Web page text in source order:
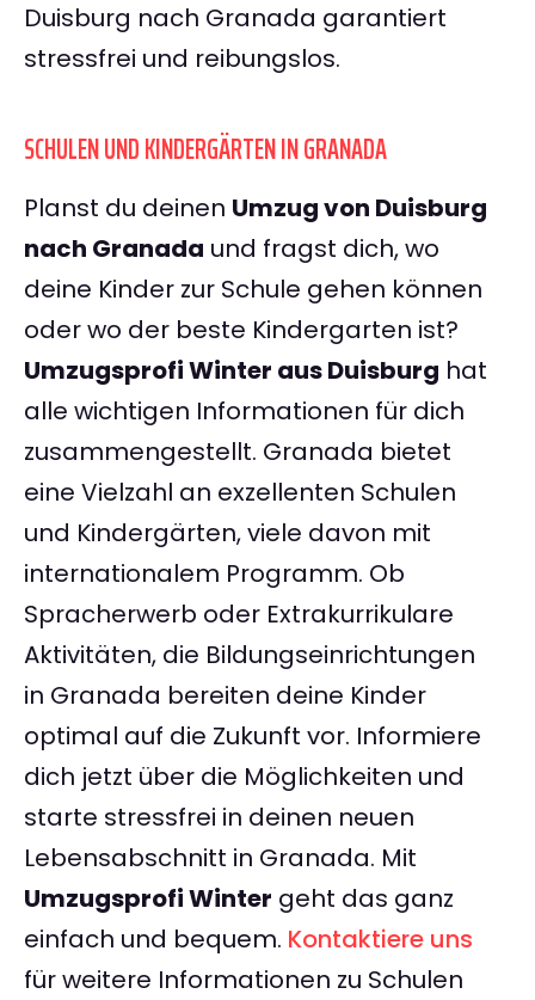
Duisburg nach Granada garantiert
stressfrei und reibungslos.
SCHULEN UND KINDERGÄRTEN IN GRANADA
Planst du deinen Umzug von Duisburg
nach Granada und fragst dich, wo
deine Kinder zur Schule gehen können
oder wo der beste Kindergarten ist?
Umzugsprofi Winter aus Duisburg hat
alle wichtigen Informationen für dich
zusammengestellt. Granada bietet
eine Vielzahl an exzellenten Schulen
und Kindergärten, viele davon mit
internationalem Programm. Ob
Spracherwerb oder Extrakurrikulare
Aktivitäten, die Bildungseinrichtungen
in Granada bereiten deine Kinder
optimal auf die Zukunft vor. Informiere
dich jetzt über die Möglichkeiten und
starte stressfrei in deinen neuen
Lebensabschnitt in Granada. Mit
Umzugsprofi Winter geht das ganz
einfach und bequem. Kontaktiere uns
für weitere Informationen zu Schulen